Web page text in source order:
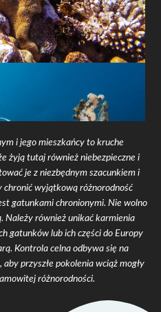
i jego mieszkańcy to kruche
żyją tutaj również niebezpieczne i
je z niezbędnym szacunkiem i
chronić wyjątkową różnorodność
gatunkami chronionymi. Nie wolno
Należy również unikać karmienia
gatunków lub ich części do Europy
Kontrola celna odbywa się na
przyszłe pokolenia wciąż mogły
różnorodności.